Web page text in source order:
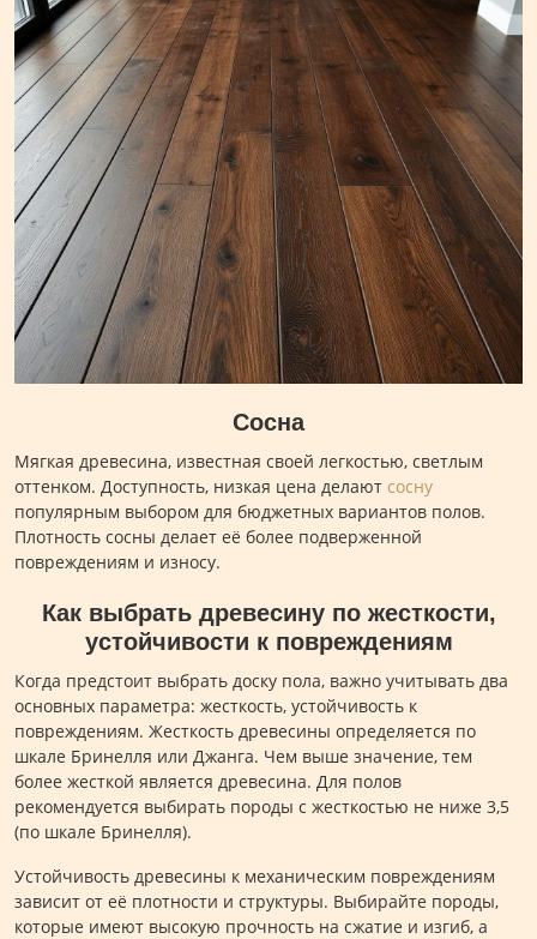
Сосна
Мягкая древесина, известная своей легкостью, светлым
оттенком. Доступность, низкая цена делают сосну
популярным выбором для бюджетных вариантов полов.
Плотность сосны делает её более подверженной
повреждениям и износу.
Как выбрать древесину по жесткости,
устойчивости к повреждениям
Когда предстоит выбрать доску пола, важно учитывать два
основных параметра: жесткость, устойчивость к
повреждениям. Жесткость древесины определяется по
шкале Бринелля или Джанга. Чем выше значение, тем
более жесткой является древесина. Для полов
рекомендуется выбирать породы с жесткостью не ниже 3,5
(по шкале Бринелля).
Устойчивость древесины к механическим повреждениям
зависит от её плотности и структуры. Выбирайте породы,
которые имеют высокую прочность на сжатие и изгиб, а